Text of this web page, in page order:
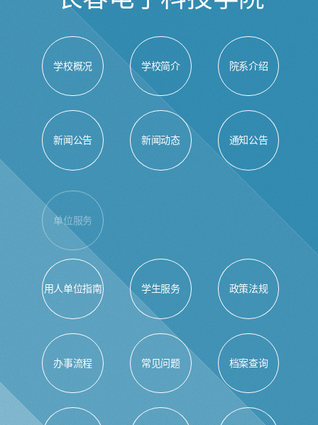
学校概况 学校简介 院系介绍
新闻公告 新闻动态 通知公告
单位服务
用人单位指南 学生服务 政策法规
办事流程 常见问题 档案查询